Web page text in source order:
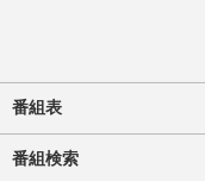
番組表
番組検索